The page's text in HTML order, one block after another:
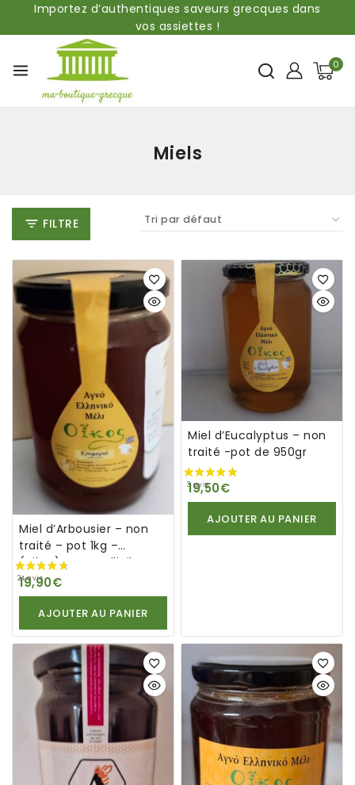
Importez d’authentiques saveurs grecques dans
vos assiettes !
0
Miels
FILTRE
Miel d’Arbousier – non
traité – pot 1kg –
(oikos)- Agno Elliniko
Meli
19,90€
AJOUTER AU PANIER
Miel d’Eucalyptus – non
traité -pot de 950gr
19,50€
AJOUTER AU PANIER